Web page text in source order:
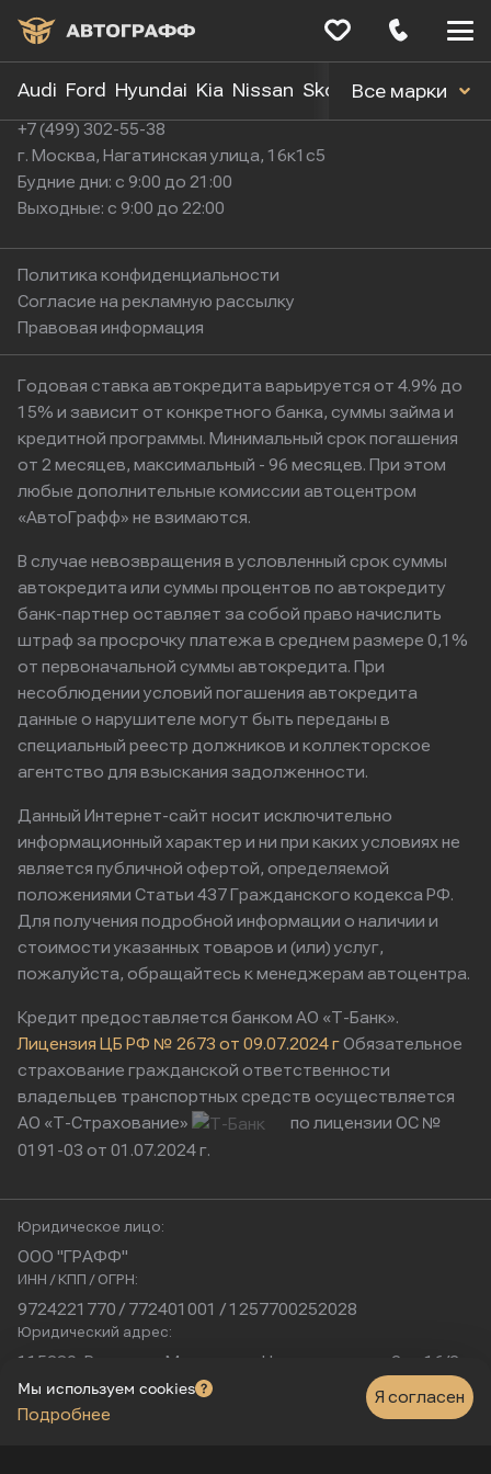
Audi Ford Hyundai Kia Nissan Skoda Toyota
Все марки
+7 (499) 302-55-38
г. Москва, Нагатинская улица, 16к1с5
Будние дни: с 9:00 до 21:00
Выходные: с 9:00 до 22:00
Политика конфиденциальности
Согласие на рекламную рассылку
Правовая информация
Годовая ставка автокредита варьируется от 4.9% до
15% и зависит от конкретного банка, суммы займа и
кредитной программы. Минимальный срок погашения
от 2 месяцев, максимальный - 96 месяцев. При этом
любые дополнительные комиссии автоцентром
«АвтоГрафф» не взимаются.
В случае невозвращения в условленный срок суммы
автокредита или суммы процентов по автокредиту
банк-партнер оставляет за собой право начислить
штраф за просрочку платежа в среднем размере 0,1%
от первоначальной суммы автокредита. При
несоблюдении условий погашения автокредита
данные о нарушителе могут быть переданы в
специальный реестр должников и коллекторское
агентство для взыскания задолженности.
Данный Интернет-сайт носит исключительно
информационный характер и ни при каких условиях не
является публичной офертой, определяемой
положениями Статьи 437 Гражданского кодекса РФ.
Для получения подробной информации о наличии и
стоимости указанных товаров и (или) услуг,
пожалуйста, обращайтесь к менеджерам автоцентра.
Кредит предоставляется банком АО «Т-Банк».
Лицензия ЦБ РФ № 2673 от 09.07.2024 гОбязательное
страхование гражданской ответственности
владельцев транспортных средств осуществляется
АО «Т-Страхование»
по лицензии ОС №
0191-03 от 01.07.2024 г.
Юридическое лицо:
ООО "ГРАФФ"
ИНН / КПП / ОГРН:
9724221770 / 772401001 / 1257700252028
Юридический адрес:
115230, Россия, г. Москва, ул. Нагатинская, д. 2, п. 16/2
Физический адрес:
г. Москва, Нагатинская улица, 16к1с5
Мы используем cookies
Подробнее
Я согласен